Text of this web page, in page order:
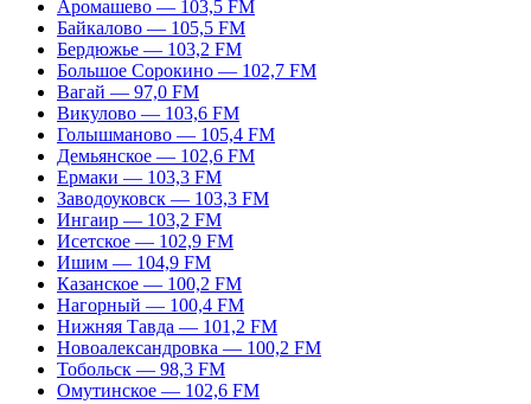
Аромашево — 103,5 FM
Байкалово — 105,5 FM
Бердюжье — 103,2 FM
Большое Сорокино — 102,7 FM
Вагай — 97,0 FM
Викулово — 103,6 FM
Голышманово — 105,4 FM
Демьянское — 102,6 FM
Ермаки — 103,3 FM
Заводоуковск — 103,3 FM
Ингаир — 103,2 FM
Исетское — 102,9 FM
Ишим — 104,9 FM
Казанское — 100,2 FM
Нагорный — 100,4 FM
Нижняя Тавда — 101,2 FM
Новоалександровка — 100,2 FM
Тобольск — 98,3 FM
Омутинское — 102,6 FM